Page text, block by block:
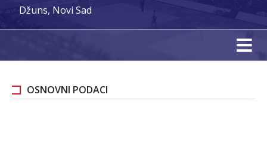
Džuns, Novi Sad
OSNOVNI PODACI